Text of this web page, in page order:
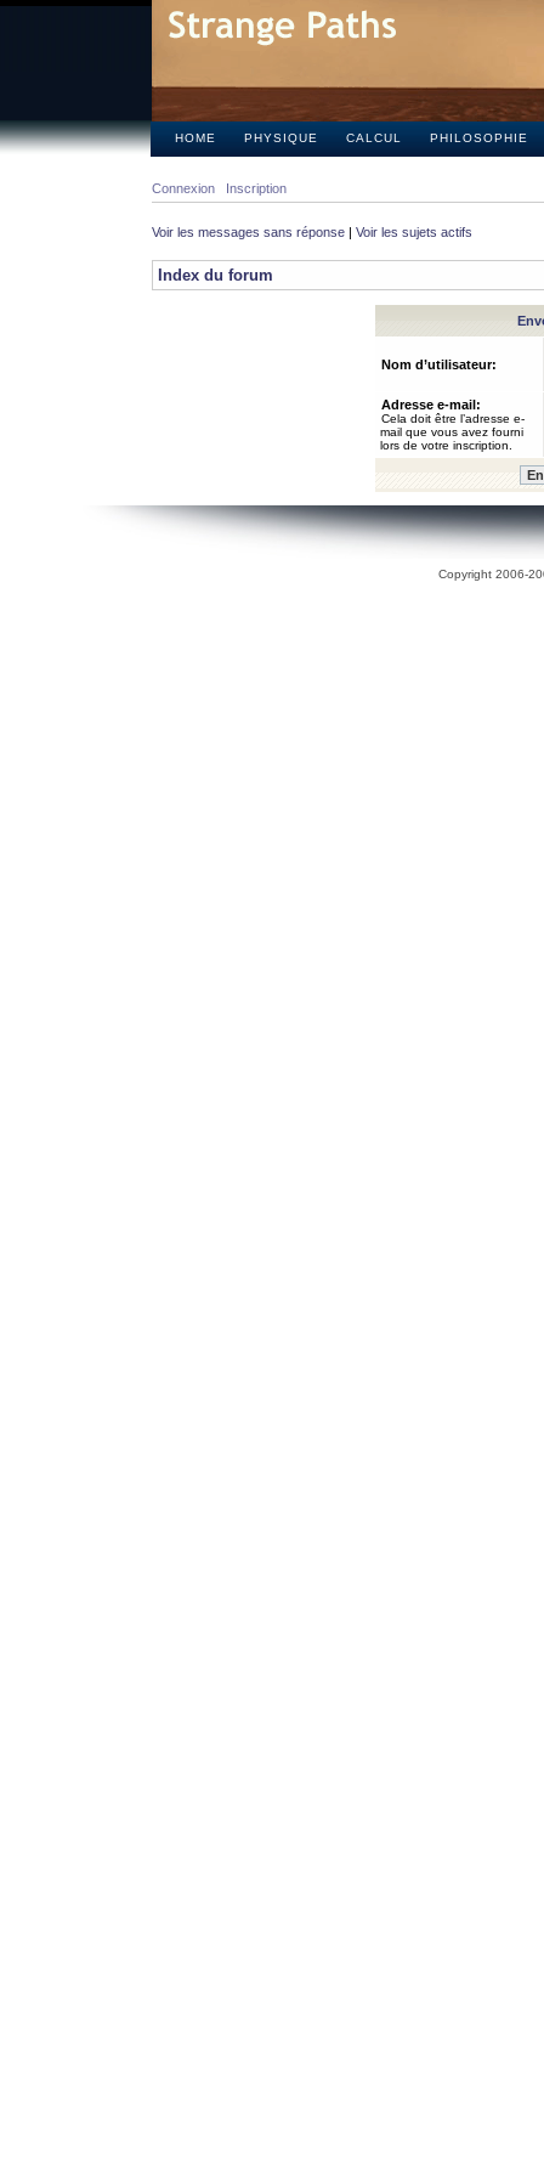
HOME PHYSIQUE CALCUL PHILOSOPHIE
Connexion Inscription
Voir les messages sans réponse | Voir les sujets actifs
Index du forum
Nom d’utilisateur:
Adresse e-mail:
Cela doit être l’adresse e-
mail que vous avez fourni
lors de votre inscription.
Copyright 2006-